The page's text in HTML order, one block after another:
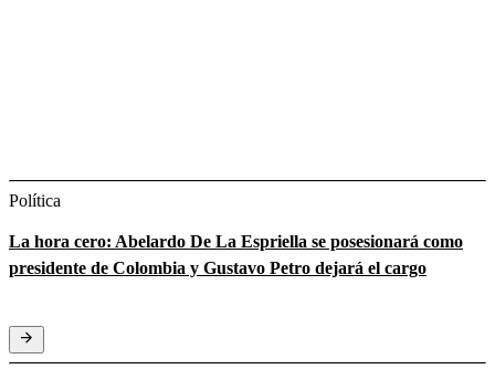
Política
La hora cero: Abelardo De La Espriella se posesionará como
presidente de Colombia y Gustavo Petro dejará el cargo